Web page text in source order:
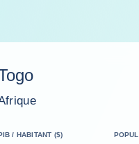
/ HABITANT ($)